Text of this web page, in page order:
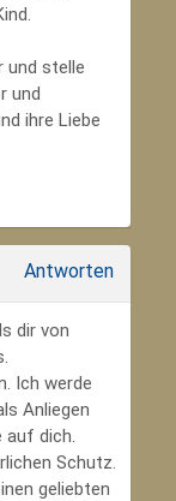
und stelle
und
ihre Liebe
Antworten
dir von
Ich werde
Anliegen
auf dich.
Schutz.
geliebten